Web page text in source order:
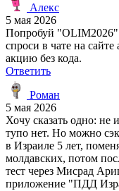
Алекс
5 мая 2026
Попробуй
спроси в чате на
акцию без кода.
Ответить
Роман
5 мая 2026
Хочу сказать одно:
тупо нет. Но можно
в Израиле 5 лет,
молдавских, потом
тест через Мисрад
приложение "ПДД